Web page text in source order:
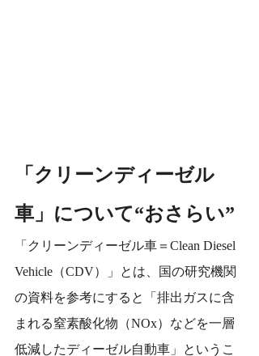
「クリーンディーゼル
車」について“おさらい”
「クリーンディーゼル車＝Clean Diesel
Vehicle（CDV）」とは、国の研究機関
の資料を参考にすると「排出ガスに含
まれる窒素酸化物（NOx）などを一層
低減したディーゼル自動車」というこ